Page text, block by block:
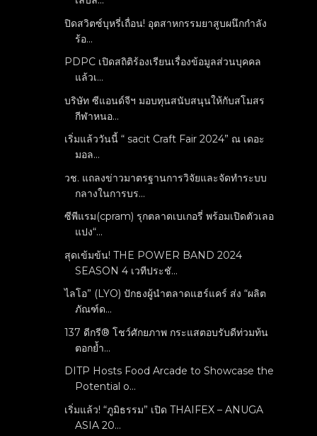
ปิดสวิตซ์บุหรี่เถื่อน! อุตสาหกรรมยาสูบผนึกกำลัง
ร้อ...
PDPC เปิดสถิติร้องเรียนเรื่องข้อมูลส่วนบุคคล
แล้วเ...
บริษัท ซีแอนด์จีฯ มอบทุนสนับสนุนให้กับสโมสร
กีฬาหนอ...
เริ่มแล้ววันนี้ “ sacit Craft Fair 2024” ณ เดอะ
มอล...
วช. แถลงข่าวมาตรฐานการวิจัยและจัดทำระบบ
กลางในการบร...
ซีพีแรม(cpram) รุกตลาดเบเกอรี่ พร้อมเปิดตัวเลอ
แปง“...
สุดเข้มข้น! THE POWER BAND 2024
SEASON 4 เวทีประชั...
ไลโอ” (LYO) ปักธงผู้นำตลาดแฮร์แคร์ ส่ง “ผลิต
ภัณฑ์ด...
137 ดีกรี® โชว์ศักยภาพ กระแสตอบรับดีท่วมท้น
ตอกย้ำ...
DITP Hosts Food Arcade to Showcase the
Potential o...
เริ่มแล้ว! “ภูมิธรรม” เปิด THAIFEX – ANUGA
ASIA 20...